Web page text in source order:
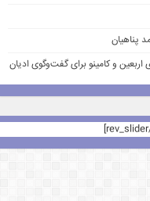
پناهیان
و کامینو برای گفت‌وگوی ادیان